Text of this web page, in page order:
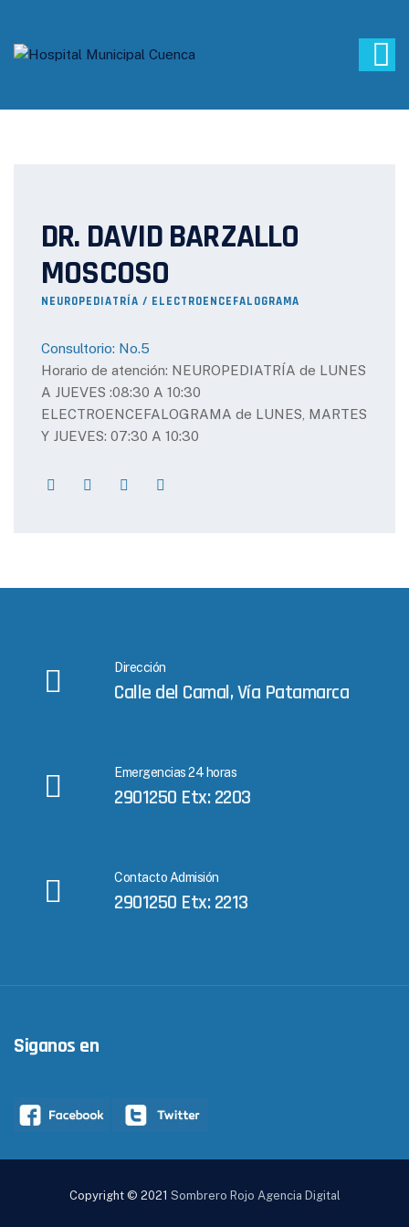
DR. DAVID BARZALLO
MOSCOSO
NEUROPEDIATRÍA / ELECTROENCEFALOGRAMA
Consultorio: No.5
Horario de atención: NEUROPEDIATRÍA de LUNES
A JUEVES :08:30 A 10:30
ELECTROENCEFALOGRAMA de LUNES, MARTES
Y JUEVES: 07:30 A 10:30
Dirección
Calle del Camal, Vía Patamarca
Emergencias 24 horas
2901250 Etx: 2203
Contacto Admisión
2901250 Etx: 2213
Siganos en
Copyright © 2021 Sombrero Rojo Agencia Digital